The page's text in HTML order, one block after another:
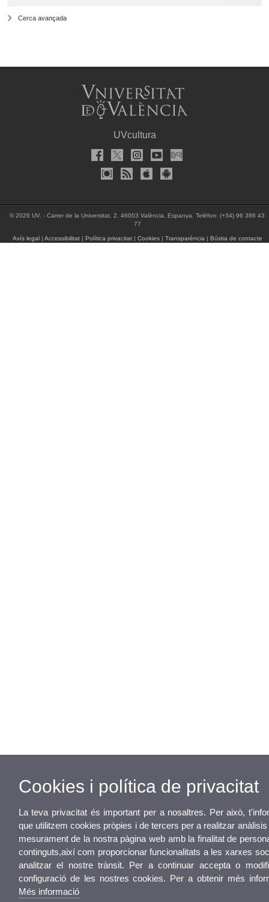
Cerca avançada
UVcultura
© 2026 UV. - Carrer de la Universitat, 2. 46003 València, Espanya. Telèfon: (+34) 96 386 43
77
Avís legal| Accessibilitat| Política privacitat| Cookies| Transparència | Bústia de contacte
Cookies i política de privacitat
La teva privacitat és important per a nosaltres. Per això,
que utilitzem cookies pròpies i de tercers per a realitzar
mesurament de la nostra pàgina web amb la finalitat de
continguts,així com proporcionar funcionalitats a les xarxes
analitzar el nostre trànsit. Per a continuar accepta o
configuració de les nostres cookies. Per a obtenir més
Més informació